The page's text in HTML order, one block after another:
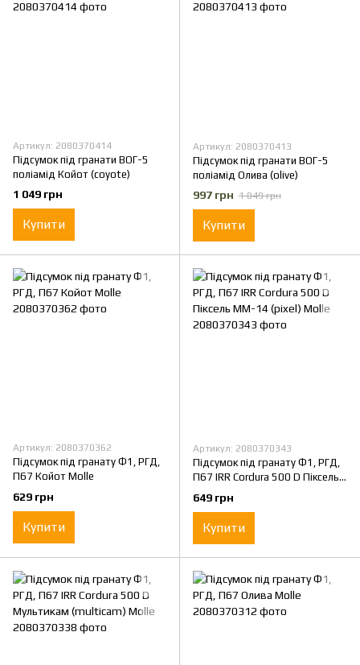
Артикул: 2080370414
Підсумок під гранати ВОГ-5
поліамід Койот (coyote)
1 049 грн
Купити
Артикул: 2080370413
Підсумок під гранати ВОГ-5
поліамід Олива (olive)
997 грн 1 049 грн
Купити
Артикул: 2080370362
Підсумок під гранату Ф1, РГД,
П67 Койот Molle
629 грн
Купити
Артикул: 2080370343
Підсумок під гранату Ф1, РГД,
П67 IRR Cordura 500 D Піксель
ММ-14 (pixel) Molle
649 грн
Купити